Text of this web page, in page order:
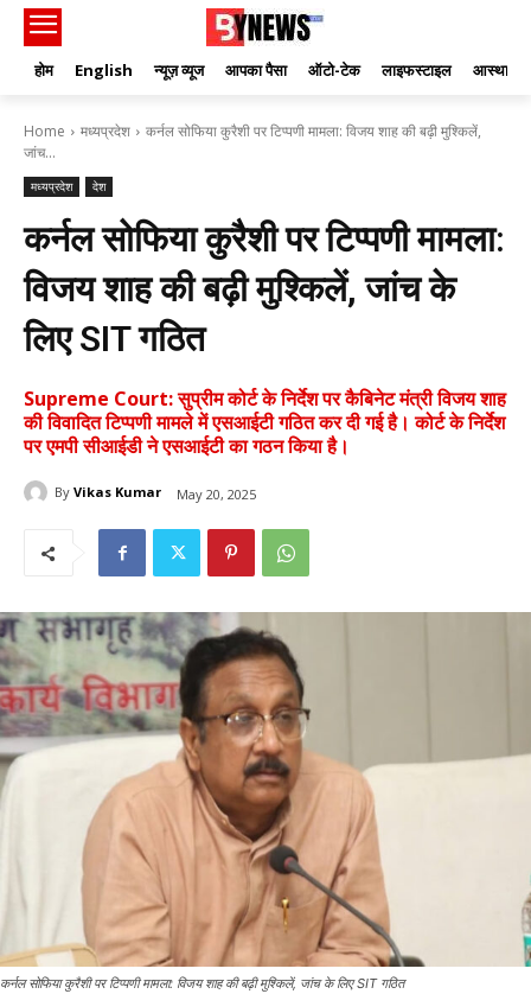
होम English न्यूज़ व्यूज आपका पैसा ऑटो-टेक लाइफस्टाइल आस्था
Home मध्यप्रदेश
कर्नल सोफिया कुरैशी पर टिप्पणी मामला: विजय शाह की बढ़ी मुश्किलें,
जांच...
मध्यप्रदेश देश
कर्नल सोफिया कुरैशी पर टिप्पणी मामला:
विजय शाह की बढ़ी मुश्किलें, जांच के
लिए SIT गठित
Supreme Court: सुप्रीम कोर्ट के निर्देश पर कैबिनेट मंत्री विजय शाह
की विवादित टिप्पणी मामले में एसआईटी गठित कर दी गई है। कोर्ट के निर्देश
पर एमपी सीआईडी ने एसआईटी का गठन किया है।
By Vikas Kumar May 20, 2025
कर्नल सोफिया कुरैशी पर टिप्पणी मामला: विजय शाह की बढ़ी मुश्किलें, जांच के लिए SIT गठित